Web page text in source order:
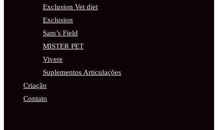
Exclusion Vet diet
Exclusion
Sam’s Field
MISTER PET
Vivere
Suplementos Articulações
Criação
Contato